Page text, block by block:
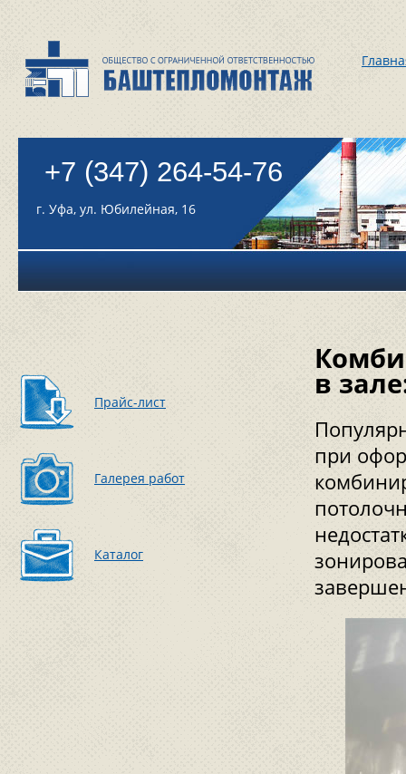
+7 (347) 264-54-76
г. Уфа, ул. Юбилейная, 16
Прайс-лист
Галерея работ
Каталог
в
при